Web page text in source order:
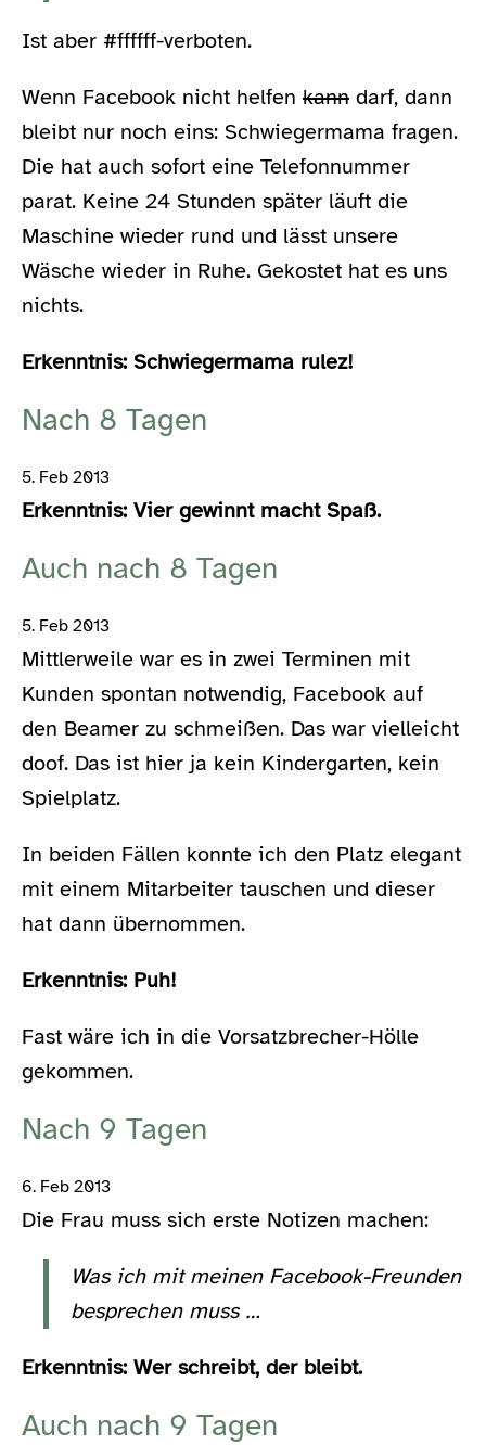
Ist aber #ffffff-verboten.
Wenn Facebook nicht helfen kann darf, dann
bleibt nur noch eins: Schwiegermama fragen.
Die hat auch sofort eine Telefonnummer
parat. Keine 24 Stunden später läuft die
Maschine wieder rund und lässt unsere
Wäsche wieder in Ruhe. Gekostet hat es uns
nichts.
Erkenntnis: Schwiegermama rulez!
Nach 8 Tagen
5. Feb 2013
Erkenntnis: Vier gewinnt macht Spaß.
Auch nach 8 Tagen
5. Feb 2013
Mittlerweile war es in zwei Terminen mit
Kunden spontan notwendig, Facebook auf
den Beamer zu schmeißen. Das war vielleicht
doof. Das ist hier ja kein Kindergarten, kein
Spielplatz.
In beiden Fällen konnte ich den Platz elegant
mit einem Mitarbeiter tauschen und dieser
hat dann übernommen.
Erkenntnis: Puh!
Fast wäre ich in die Vorsatzbrecher-Hölle
gekommen.
Nach 9 Tagen
6. Feb 2013
Die Frau muss sich erste Notizen machen:
Was ich mit meinen Facebook-Freunden
besprechen muss …
Erkenntnis: Wer schreibt, der bleibt.
Auch nach 9 Tagen